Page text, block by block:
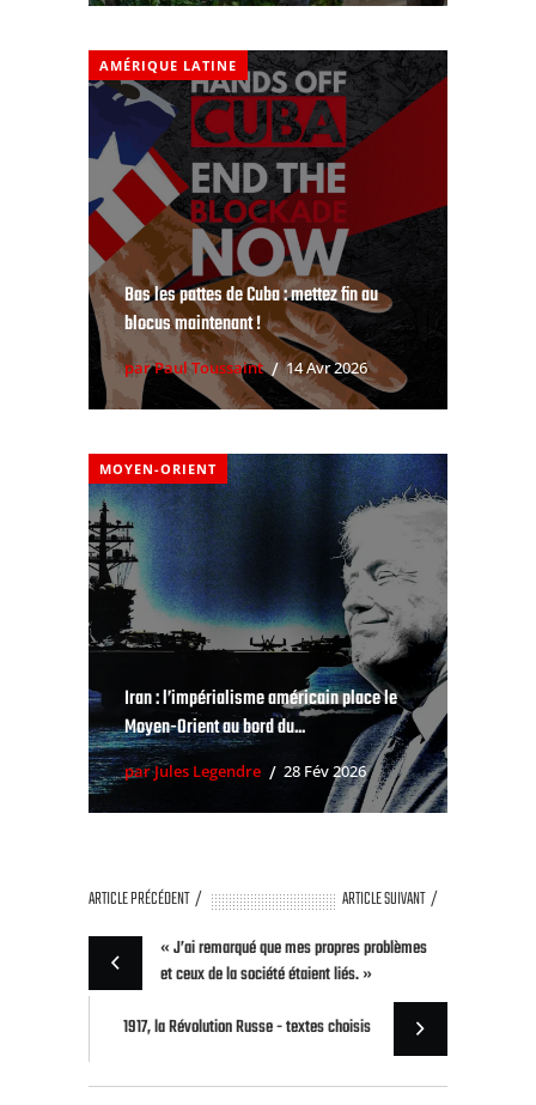
AMÉRIQUE LATINE
Bas les pattes de Cuba : mettez fin au
blocus maintenant !
par Paul Toussaint 14 Avr 2026
MOYEN-ORIENT
Iran : l’impérialisme américain place le
Moyen-Orient au bord du...
par Jules Legendre 28 Fév 2026
ARTICLE PRÉCÉDENT
ARTICLE SUIVANT
« J’ai remarqué que mes propres problèmes
et ceux de la société étaient liés. »
1917, la Révolution Russe - textes choisis